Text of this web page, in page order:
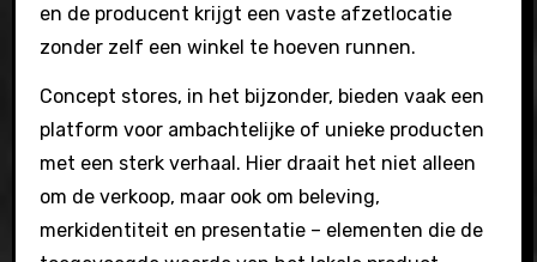
en de producent krijgt een vaste afzetlocatie
zonder zelf een winkel te hoeven runnen.
Concept stores, in het bijzonder, bieden vaak een
platform voor ambachtelijke of unieke producten
met een sterk verhaal. Hier draait het niet alleen
om de verkoop, maar ook om beleving,
merkidentiteit en presentatie – elementen die de